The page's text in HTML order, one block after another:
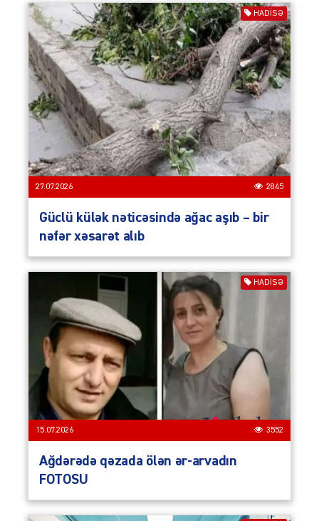
HADISƏ
27.07.2026 2845
Güclü külək nəticəsində ağac aşıb – bir
nəfər xəsarət alıb
HADISƏ
15.07.2026 3552
Ağdərədə qəzada ölən ər-arvadın
FOTOSU